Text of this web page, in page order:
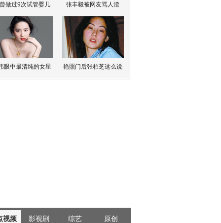
做过9次试管婴儿 张丰毅被网友骂人渣
眼中最清纯的女星 艳照门后张柏芝这么说
视频 影视剧 综艺 原创